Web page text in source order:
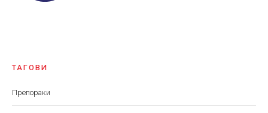
ТАГОВИ
Препораки